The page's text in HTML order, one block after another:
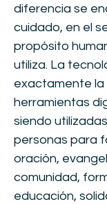
diferencia se
cuidado, en el
propósito
utiliza. La
exactamente la
herramientas
siendo
personas para
oración,
comunidad,
educación,